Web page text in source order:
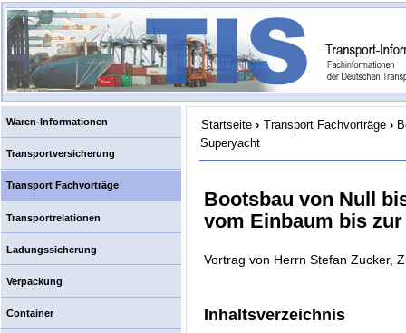
Waren-Informationen
Transportversicherung
Transport Fachvorträge
Transportrelationen
Ladungssicherung
Verpackung
Container
Startseite › Transport Fachvorträge ›
Superyacht
Bootsbau von Null
vom Einbaum bis
Vortrag von Herrn Stefan Zucker,
Inhaltsverzeichnis